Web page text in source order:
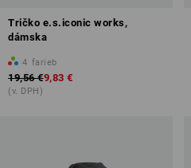
Tričko e.s.iconic works,
dámska
4 farieb
19,56 €9,83 €
(v. DPH)